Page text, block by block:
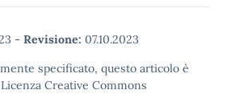
- Revisione: 07.10.2023
specificato, questo articolo è
Creative Commons